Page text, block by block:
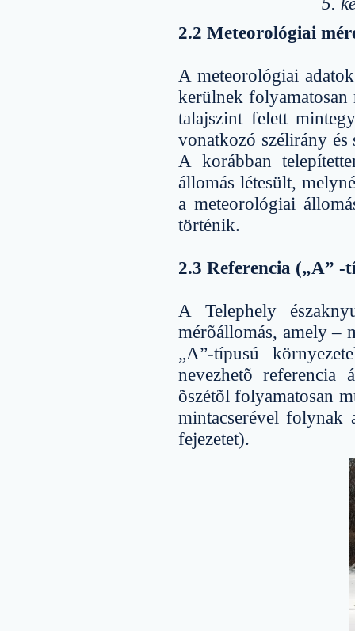
2.2 Meteorológiai
A meteorológiai
kerülnek folyamatosan
talajszint felett
vonatkozó szélirány és
A korábban
állomás létesült,
a meteorológiai
történik.
2.3 Referencia („A” -
A Telephely
mérõállomás, amely –
„A”-típusú
nevezhetõ referencia
õszétõl folyamatosan
mintacserével folynak
fejezetet).